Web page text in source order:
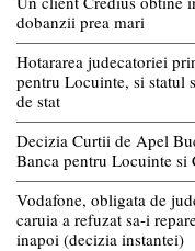
dobanzii prea mari
Hotararea judecatoriei
pentru Locuinte, si statul
de stat
Decizia Curtii de Apel
Banca pentru Locuinte si
Vodafone, obligata de
caruia a refuzat sa-i
inapoi (decizia instantei)